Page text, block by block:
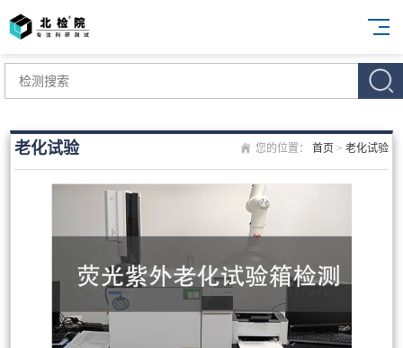
您的位置： 首页 > 老化试验
老化试验